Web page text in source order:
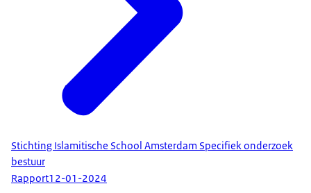
Stichting Islamitische School Amsterdam Specifiek onderzoek
bestuur
Rapport12-01-2024